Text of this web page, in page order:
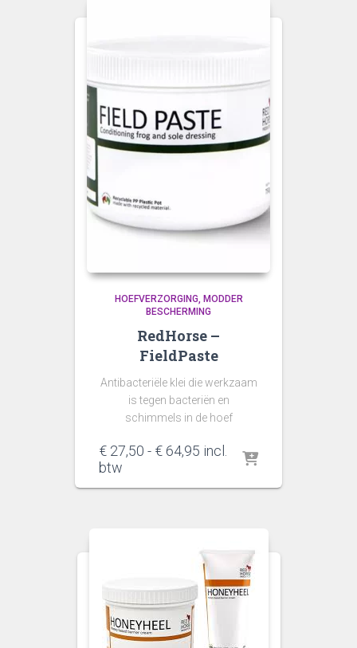
HOEFVERZORGING
MODDER
BESCHERMING
RedHorse –
FieldPaste
Antibacteriële klei die werkzaam
is tegen bacteriën en
schimmels in de hoef
€ 27,50 - € 64,95 Prijsklasse:
tot
incl.
btw